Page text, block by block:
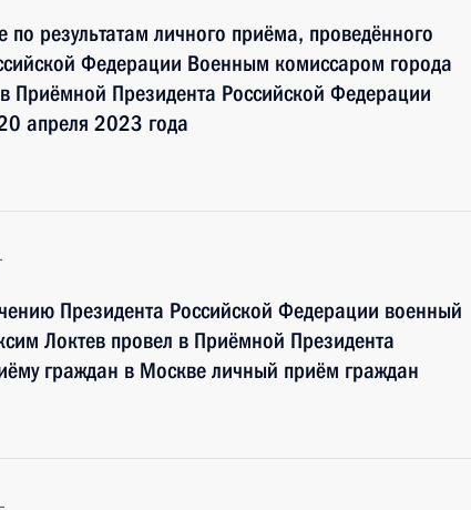
результатам личного приёма, проведённого
Федерации Военным комиссаром города
Президента Российской Федерации
апреля 2023 года
Президента Российской Федерации военный
Локтев провел в Приёмной Президента
граждан в Москве личный приём граждан